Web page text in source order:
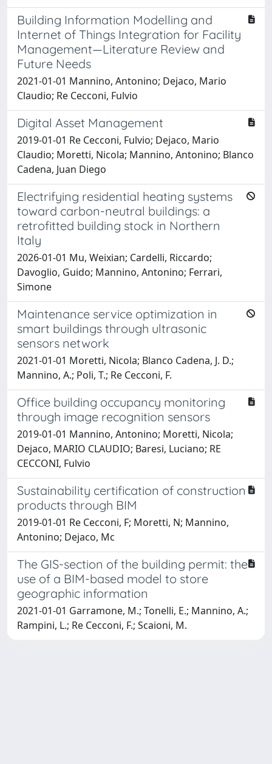
Building Information Modelling and
Internet of Things Integration for Facility
Management—Literature Review and
Future Needs
2021-01-01 Mannino, Antonino; Dejaco, Mario
Claudio; Re Cecconi, Fulvio
Digital Asset Management
2019-01-01 Re Cecconi, Fulvio; Dejaco, Mario
Claudio; Moretti, Nicola; Mannino, Antonino; Blanco
Cadena, Juan Diego
Electrifying residential heating systems
toward carbon-neutral buildings: a
retrofitted building stock in Northern
Italy
2026-01-01 Mu, Weixian; Cardelli, Riccardo;
Davoglio, Guido; Mannino, Antonino; Ferrari,
Simone
Maintenance service optimization in
smart buildings through ultrasonic
sensors network
2021-01-01 Moretti, Nicola; Blanco Cadena, J. D.;
Mannino, A.; Poli, T.; Re Cecconi, F.
Office building occupancy monitoring
through image recognition sensors
2019-01-01 Mannino, Antonino; Moretti, Nicola;
Dejaco, MARIO CLAUDIO; Baresi, Luciano; RE
CECCONI, Fulvio
Sustainability certification of construction
products through BIM
2019-01-01 Re Cecconi, F; Moretti, N; Mannino,
Antonino; Dejaco, Mc
The GIS-section of the building permit: the
use of a BIM-based model to store
geographic information
2021-01-01 Garramone, M.; Tonelli, E.; Mannino, A.;
Rampini, L.; Re Cecconi, F.; Scaioni, M.